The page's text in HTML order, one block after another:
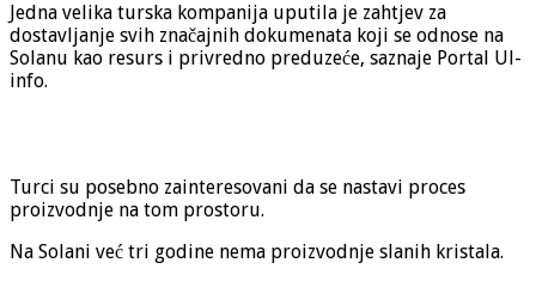
Jedna velika turska kompanija uputila je zahtjev za
dostavljanje svih značajnih dokumenata koji se odnose na
Solanu kao resurs i privredno preduzeće, saznaje Portal Ul-
info.
Turci su posebno zainteresovani da se nastavi proces
proizvodnje na tom prostoru.
Na Solani već tri godine nema proizvodnje slanih kristala.